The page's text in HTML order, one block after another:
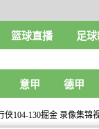
篮球直播 足
意甲 德甲
侠104-130掘金 录像集锦